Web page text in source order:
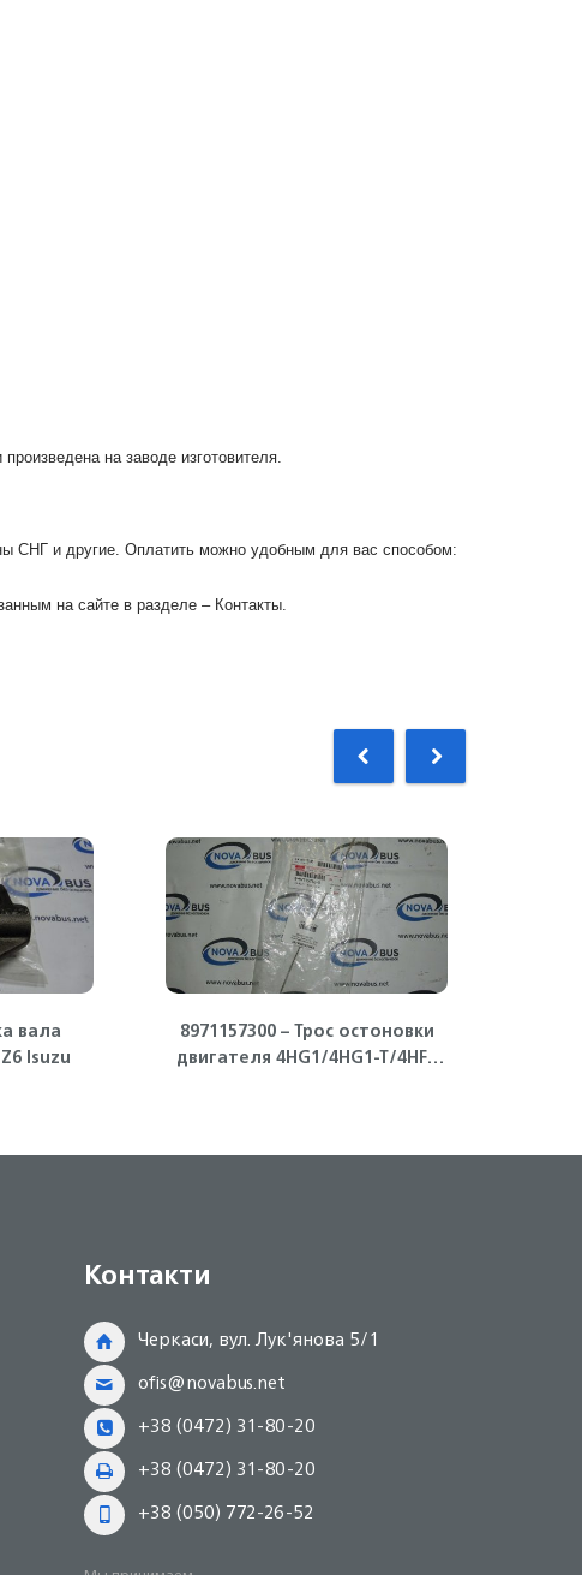
на заводе изготовителя.
СНГ и другие. Оплатить можно удобным для вас способом:
на сайте в разделе – Контакты.
вала
Isuzu
8971157300 – Трос остоновки
двигателя 4HG1/4HG1-T/4HF1
Контакти
Черкаси, вул. Лук'янова 5/1
ofis@novabus.net
+38 (0472) 31-80-20
+38 (0472) 31-80-20
+38 (050) 772-26-52